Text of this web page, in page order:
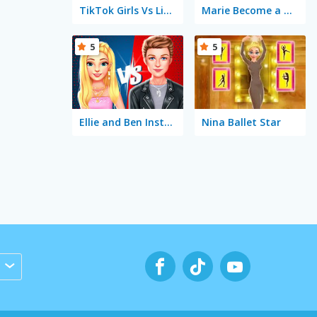
TikTok Girls Vs Likee Girls Marie Become a Mommy
Ellie and Ben Insta Fashion
5
Nina Ballet Star
5